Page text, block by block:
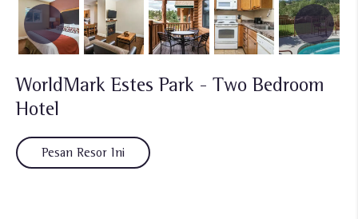
WorldMark Estes Park - Two Bedroom
Hotel
Pesan Resor Ini